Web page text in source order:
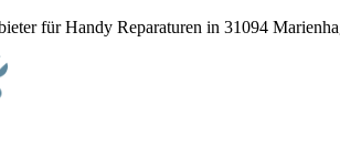
für Handy Reparaturen in 31094